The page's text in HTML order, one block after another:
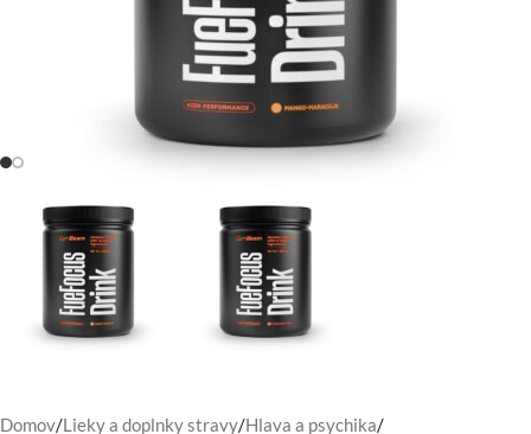
Domov/Lieky a doplnky stravy/Hlava a psychika/